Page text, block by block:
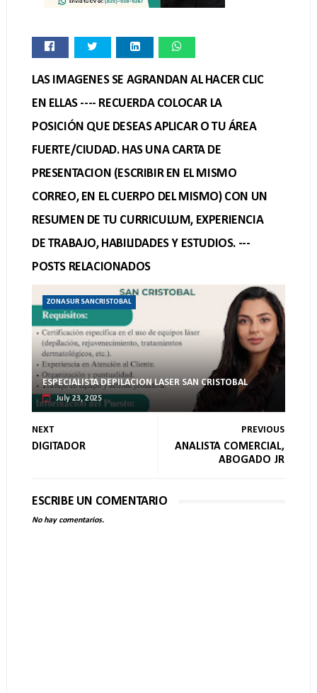
LAS IMAGENES SE AGRANDAN AL HACER CLIC
EN ELLAS ---- RECUERDA COLOCAR LA
POSICIÓN QUE DESEAS APLICAR O TU ÁREA
FUERTE/CIUDAD. HAS UNA CARTA DE
PRESENTACION (ESCRIBIR EN EL MISMO
CORREO, EN EL CUERPO DEL MISMO) CON UN
RESUMEN DE TU CURRICULUM, EXPERIENCIA
DE TRABAJO, HABILIDADES Y ESTUDIOS. ---
POSTS RELACIONADOS
ZONASUR SANCRISTOBAL
ESPECIALISTA DEPILACION LASER SAN CRISTOBAL
July 23, 2025
NEXT
DIGITADOR
PREVIOUS
ANALISTA COMERCIAL,
ABOGADO JR
ESCRIBE UN COMENTARIO
No hay comentarios.